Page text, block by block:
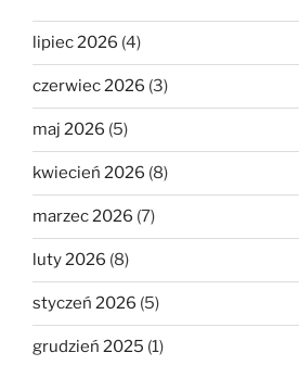
lipiec 2026 (4)
czerwiec 2026 (3)
maj 2026 (5)
kwiecień 2026 (8)
marzec 2026 (7)
luty 2026 (8)
styczeń 2026 (5)
grudzień 2025 (1)